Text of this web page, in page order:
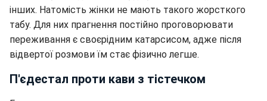
інших. Натомість жінки не мають такого жорсткого
табу. Для них прагнення постійно проговорювати
переживання є своєрідним катарсисом, адже після
відвертої розмови їм стає фізично легше.
П'єдестал проти кави з тістечком